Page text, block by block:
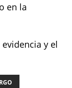
en la
y el